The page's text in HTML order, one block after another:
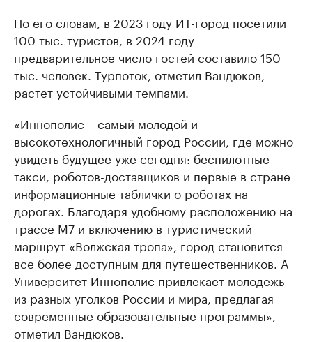
По его словам, в 2023 году ИТ-город посетили
100 тыс. туристов, в 2024 году
предварительное число гостей составило 150
тыс. человек. Турпоток, отметил Вандюков,
растет устойчивыми темпами.
«Иннополис – самый молодой и
высокотехнологичный город России, где можно
увидеть будущее уже сегодня: беспилотные
такси, роботов-доставщиков и первые в стране
информационные таблички о роботах на
дорогах. Благодаря удобному расположению на
трассе М7 и включению в туристический
маршрут «Волжская тропа», город становится
все более доступным для путешественников. А
Университет Иннополис привлекает молодежь
из разных уголков России и мира, предлагая
современные образовательные программы», —
отметил Вандюков.